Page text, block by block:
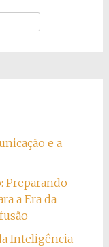
e a
Preparando
a Era da
Inteligência